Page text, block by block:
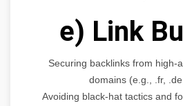
e) Link
Securing backlinks from high-
domains (e.g., .fr,
Avoiding black-hat tactics and